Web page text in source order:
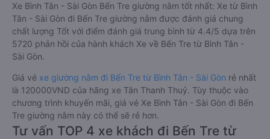
Xe Bình Tân - Sài Gòn Bến Tre giường nằm tốt nhất: Xe từ Bình
Tân - Sài Gòn đi Bến Tre giường nằm được đánh giá chung
chất lượng Tốt với điểm đánh giá trung bình từ 4.4/5 dựa trên
5720 phản hồi của hành khách Xe về Bến Tre từ Bình Tân -
Sài Gòn.
Giá vé xe giường nằm đi Bến Tre từ Bình Tân - Sài Gòn rẻ nhất
là 120000VND của hãng xe Tân Thanh Thuỷ. Tùy thuộc vào
chương trình khuyến mãi, giá vé Xe Bình Tân - Sài Gòn đi Bến
Tre giường nằm này có thể sẽ rẻ hơn.
Tư vấn TOP 4 xe khách đi Bến Tre từ